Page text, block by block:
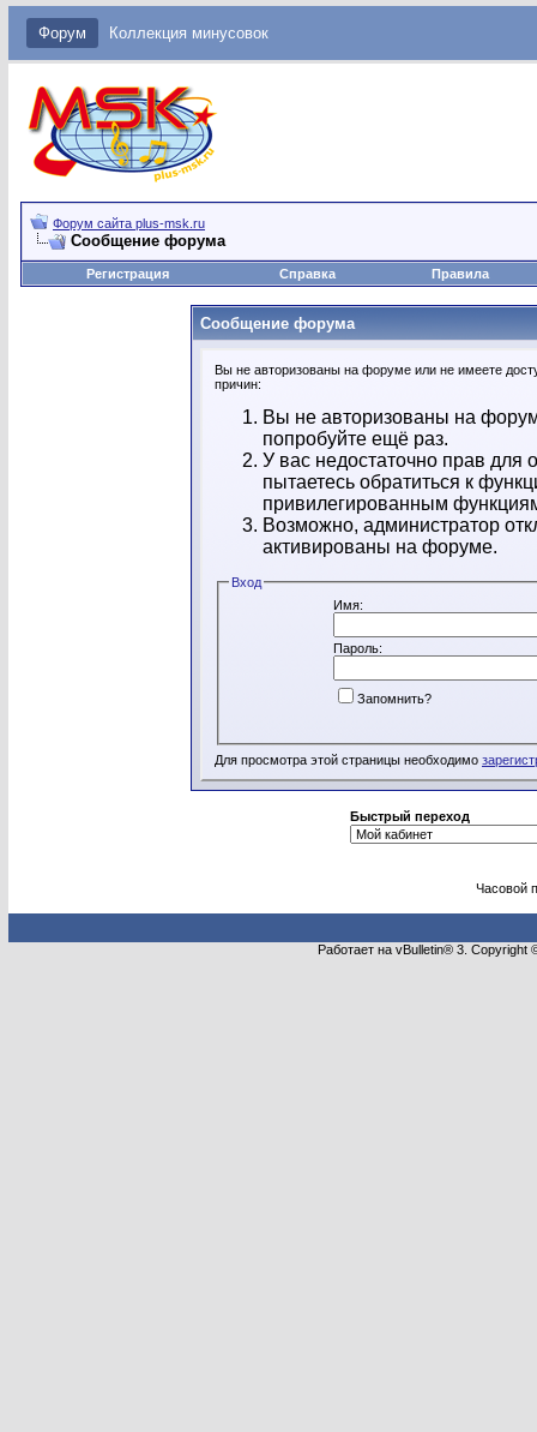
Форум Коллекция минусовок
Форум сайта plus-msk.ru
Сообщение форума
Регистрация Справка Правила
Сообщение форума
Вы не авторизованы на форуме или не имеете
причин:
Вы не авторизованы на
попробуйте ещё раз.
У вас недостаточно прав
пытаетесь обратиться к
привилегированным
Возможно, администратор
активированы на форуме.
Вход
Имя:
Пароль:
Запомнить?
Для просмотра этой страницы необходимо
Быстрый переход
Часовой
Работает на vBulletin® 3.